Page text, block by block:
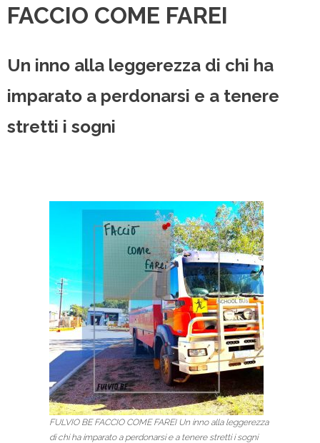
FACCIO COME FAREI
Un inno alla leggerezza di chi ha
imparato a perdonarsi e a tenere
stretti i sogni
FULVIO BE FACCIO COME FAREI Un inno alla leggerezza
di chi ha imparato a perdonarsi e a tenere stretti i sogni